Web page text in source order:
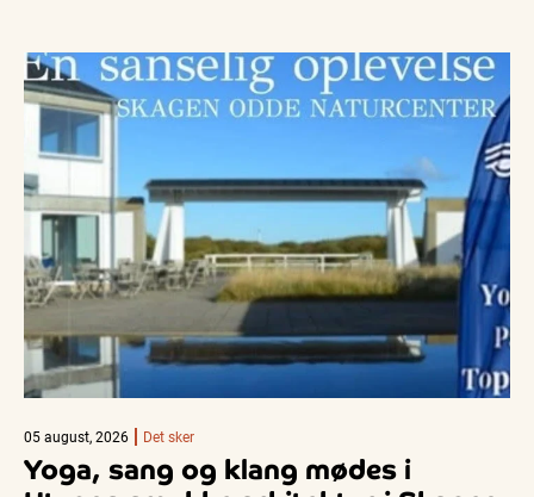
05 august, 2026 Det sker
Yoga, sang og klang mødes i